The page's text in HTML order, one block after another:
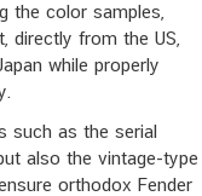
the color samples,
directly from the US,
while properly
such as the serial
also the vintage-type
orthodox Fender